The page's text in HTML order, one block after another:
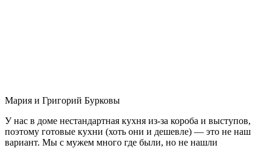
Мария и Григорий Бурковы
У нас в доме нестандартная кухня из-за короба и выступов,
поэтому готовые кухни (хоть они и дешевле) — это не наш
вариант. Мы с мужем много где были, но не нашли